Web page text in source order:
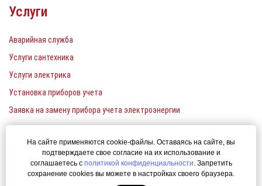
Услуги
Аварийная служба
Услуги сантехника
Услуги электрика
Установка приборов учета
Заявка на замену прибора учета электроэнергии
Единый телефон: 380-22-00
uk-ener@yandex.ru
На сайте применяются cookie-файлы. Оставаясь на сайте, вы
подтверждаете свое согласие на их использование и
соглашаетесь с политикой конфиденциальности. Запретить
сохранение cookies вы можете в настройках своего браузера.